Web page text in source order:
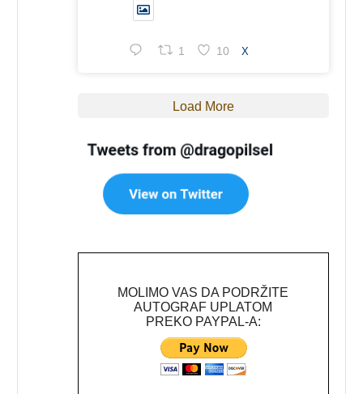
1 10 X
Load More
MOLIMO VAS DA PODRŽITE
AUTOGRAF UPLATOM
PREKO PAYPAL-A: